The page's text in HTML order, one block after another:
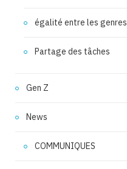
égalité entre les genres
Partage des tâches
Gen Z
News
COMMUNIQUES